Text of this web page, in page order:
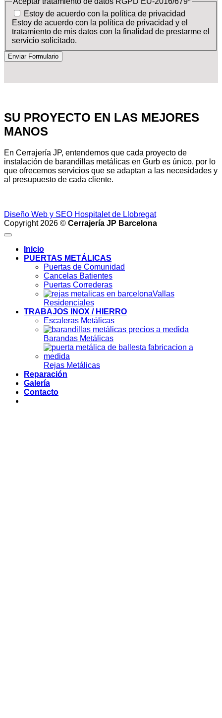
Estoy de acuerdo con la política de privacidad
Estoy de acuerdo con la política de privacidad y el
tratamiento de mis datos con la finalidad de prestarme el
servicio solicitado.
SU PROYECTO EN LAS MEJORES
MANOS
En Cerrajería JP, entendemos que cada proyecto de
instalación de barandillas metálicas en Gurb es único, por lo
que ofrecemos servicios que se adaptan a las necesidades y
al presupuesto de cada cliente.
Diseño Web y SEO Hospitalet de Llobregat
Copyright 2026 © Cerrajería JP Barcelona
Inicio
PUERTAS METÁLICAS
Puertas de Comunidad
Cancelas Batientes
Puertas Correderas
Vallas
Residenciales
TRABAJOS INOX / HIERRO
Escaleras Metálicas
Barandas Metálicas
Rejas Metálicas
Reparación
Galería
Contacto